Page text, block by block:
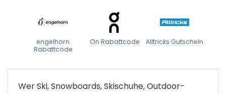
engelhorn
Rabattcode
On Rabattcode Alltricks Gutschein
Wer Ski, Snowboards, Skischuhe, Outdoor-